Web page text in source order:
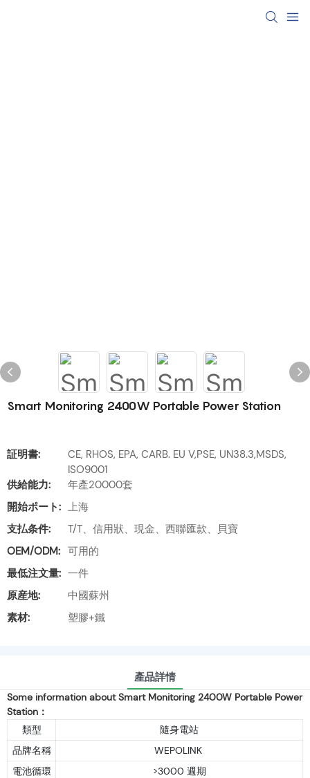
Smart Monitoring 2400W Portable Power Station
証明書:
CE, RHOS, EPA, CARB. EU V,PSE, UN38.3,MSDS,
ISO9001
供給能力:
年產20000套
開始ポート: 上海
支払条件:
T/T、信用狀、現金、西聯匯款、貝寶
OEM/ODM: 可用的
最低注文量: 一件
原産地:
中國蘇州
素材:
塑膠+鐵
產品詳情
Some information about Smart Monitoring 2400W Portable Power
Station：
類型
隨身電站
品牌名稱
WEPOLINK
電池循環
>3000 週期